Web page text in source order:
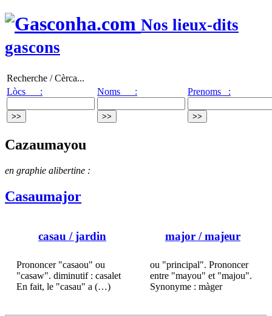
Nos lieux-dits
gascons
Recherche / Cèrca...
Lòcs :
Noms : Prenoms :
Cazaumayou
en graphie alibertine :
Casaumajor
casau / jardin
Prononcer "casaou" ou
"casaw". diminutif : casalet
En fait, le "casau" a (…)
major / majeur
ou "principal". Prononcer
entre "mayou" et "majou".
Synonyme : màger